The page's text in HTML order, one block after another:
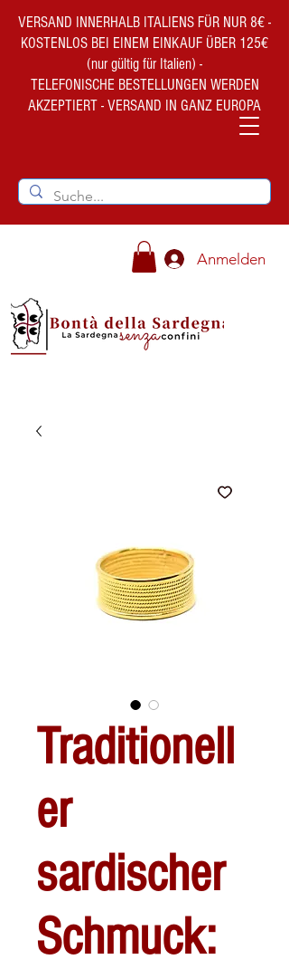
VERSAND INNERHALB ITALIENS FÜR NUR 8€ -
KOSTENLOS BEI EINEM EINKAUF ÜBER 125€
(nur gültig für Italien) -
TELEFONISCHE BESTELLUNGEN WERDEN
AKZEPTIERT - VERSAND IN GANZ EUROPA
Anmelden
Traditionell
er
sardischer
Schmuck: